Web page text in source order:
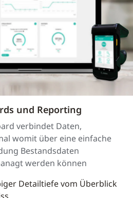
und Reporting
verbindet Daten,
womit über eine einfache
Bestandsdaten
werden können
Detailtiefe vom Überblick